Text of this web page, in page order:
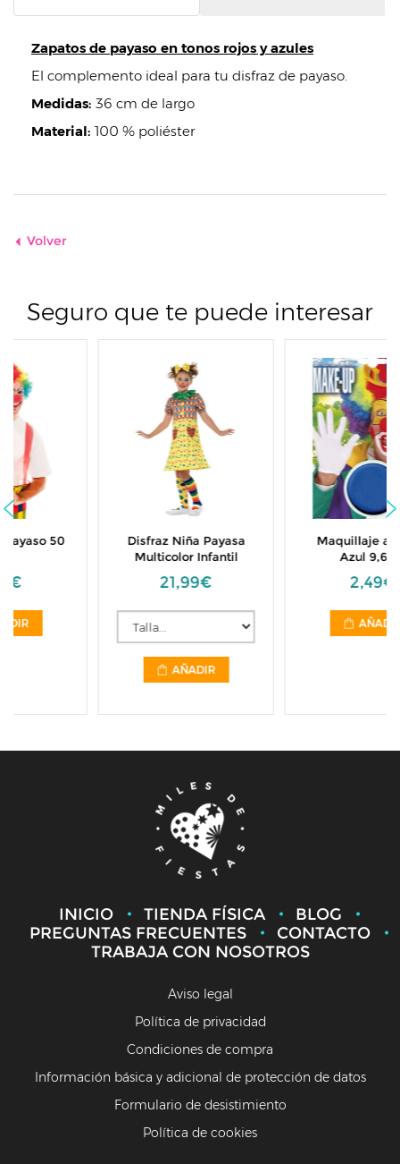
Zapatos de payaso en tonos rojos y azules
El complemento ideal para tu disfraz de payaso.
Medidas: 36 cm de largo
Material: 100 % poliéster
Volver
Seguro que te puede interesar
Disfraz Niña Payasa
Multicolor Infantil
Maquillaje al Agua
INICIO TIENDA FÍSICA
BLOG
PREGUNTAS FRECUENTES
CONTACTO
TRABAJA CON NOSOTROS
Aviso legal
Política de privacidad
Condiciones de compra
Información básica y adicional de protección de datos
Formulario de desistimiento
Política de cookies